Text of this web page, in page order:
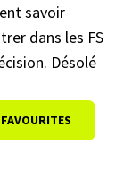
savoir
dans les FS
Désolé